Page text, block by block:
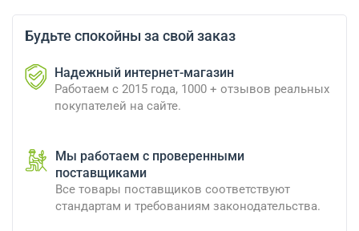
Будьте спокойны за свой заказ
Надежный интернет-магазин
Работаем с 2015 года, 1000 + отзывов реальных
покупателей на сайте.
Мы работаем с проверенными
поставщиками
Все товары поставщиков соответствуют
стандартам и требованиям законодательства.